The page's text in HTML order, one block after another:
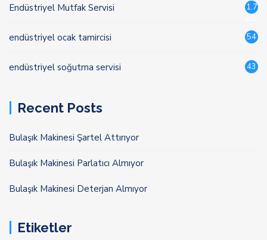
Endüstriyel Mutfak Servisi
1.7
endüstriyel ocak tamircisi 54
endüstriyel soğutma servisi 43
Recent Posts
Bulaşık Makinesi Şartel Attırıyor
Bulaşık Makinesi Parlatıcı Almıyor
Bulaşık Makinesi Deterjan Almıyor
Etiketler